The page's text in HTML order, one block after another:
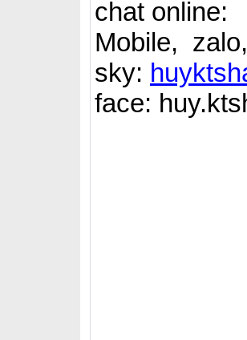
chat online:
Mobile,
sky:
face: